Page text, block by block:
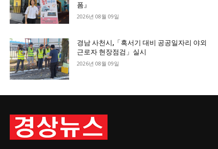
폼』
2026년 08월 09일
경남 사천시,「혹서기 대비 공공일자리 야외
근로자 현장점검」실시
2026년 08월 09일